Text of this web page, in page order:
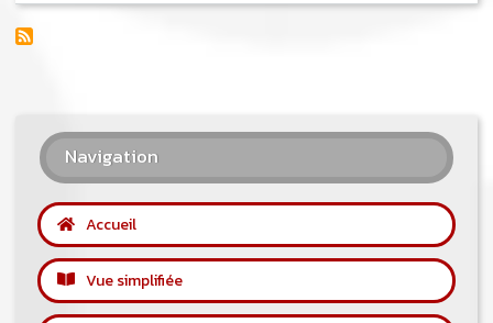
Navigation
Accueil
Vue simplifiée